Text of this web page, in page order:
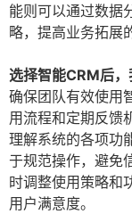
能则可以通过数据
略，提高业务拓展
选择智能CRM后，
确保团队有效使用
用流程和定期反馈
理解系统的各项功
于规范操作，避免
时调整使用策略和
用户满意度。